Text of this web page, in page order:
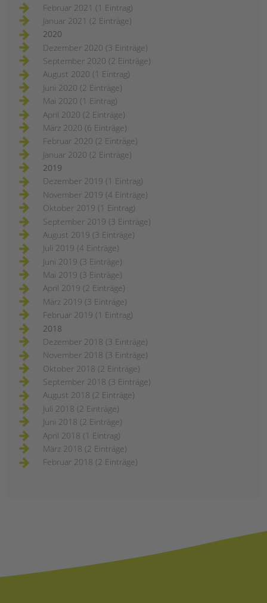
Februar 2021 (1 Eintrag)
Januar 2021 (2 Einträge)
2020
Dezember 2020 (3 Einträge)
September 2020 (2 Einträge)
August 2020 (1 Eintrag)
Juni 2020 (2 Einträge)
Mai 2020 (1 Eintrag)
April 2020 (2 Einträge)
März 2020 (6 Einträge)
Februar 2020 (2 Einträge)
Januar 2020 (2 Einträge)
2019
Dezember 2019 (1 Eintrag)
November 2019 (4 Einträge)
Oktober 2019 (1 Eintrag)
September 2019 (3 Einträge)
August 2019 (3 Einträge)
Juli 2019 (4 Einträge)
Juni 2019 (3 Einträge)
Mai 2019 (3 Einträge)
April 2019 (2 Einträge)
März 2019 (3 Einträge)
Februar 2019 (1 Eintrag)
2018
Dezember 2018 (3 Einträge)
November 2018 (3 Einträge)
Oktober 2018 (2 Einträge)
September 2018 (3 Einträge)
August 2018 (2 Einträge)
Juli 2018 (2 Einträge)
Juni 2018 (2 Einträge)
April 2018 (1 Eintrag)
März 2018 (2 Einträge)
Februar 2018 (2 Einträge)